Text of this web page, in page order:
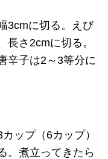
3cmに切る。えび
長さ2cmに切る。
辛子は2～3等分に
ップ（6カップ）
。煮立ってきたら